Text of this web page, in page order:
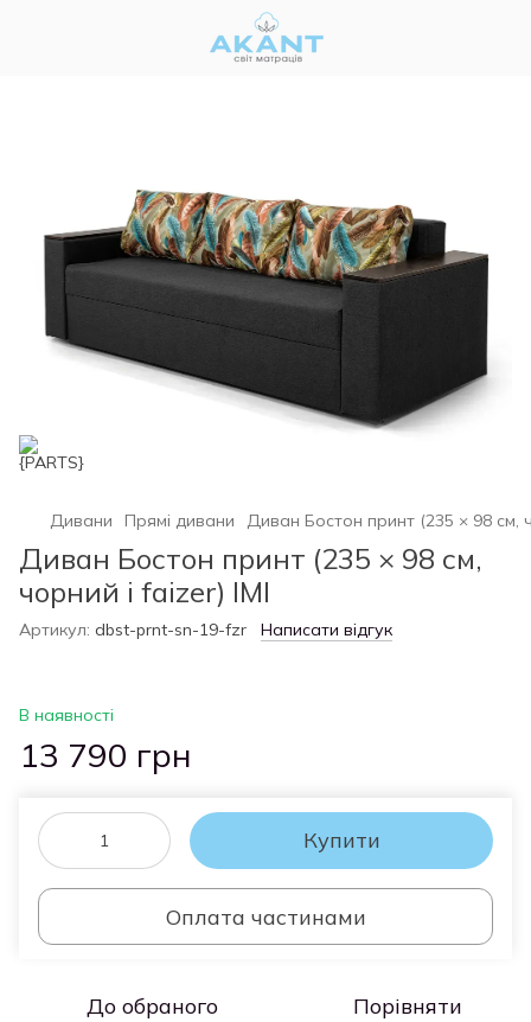
Дивани Прямі дивани Диван Бостон принт (235 × 98 см,
Диван Бостон принт (235 × 98 см,
чорний і faizer) IMI
Артикул: dbst-prnt-sn-19-fzr Написати відгук
В наявності
13 790 грн
Купити
Оплата частинами
До обраного Порівняти